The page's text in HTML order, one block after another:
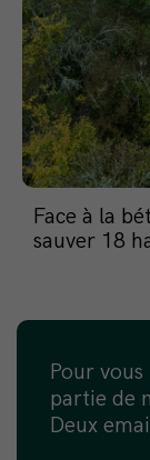
Face à la
sauver 18
Pour
partie de
Deux